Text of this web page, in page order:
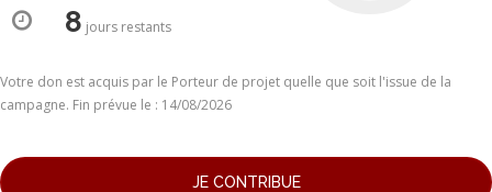
8 joursrestants
Votre don est acquis par le Porteur de projet quelle que soit l'issue de la
campagne. Fin prévue le : 14/08/2026
JE CONTRIBUE